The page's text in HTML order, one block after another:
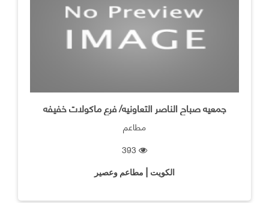
جمعيه صباح الناصر التعاونيه/ فرع ماكولات خفيفه
مطاعم
الكويت | مطاعم وعصير